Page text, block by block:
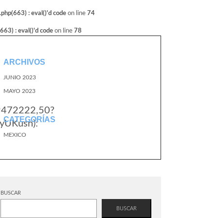
: eval()'d code on line 74
: eval()'d code on line 78
ARCHIVOS
JUNIO 2023
MAYO 2023
CATEGORÍAS
MEXICO
BUSCAR
BUSCAR